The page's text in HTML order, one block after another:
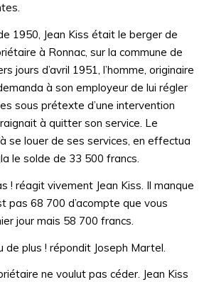
1950, Jean Kiss était le berger de
à Ronnac, sur la commune de
jours d’avril 1951, l’homme, originaire
à son employeur de lui régler
sous prétexte d’une intervention
à quitter son service. Le
se louer de ses services, en effectua
le solde de 33 500 francs.
! réagit vivement Jean Kiss. Il manque
pas 68 700 d’acompte que vous
jour mais 58 700 francs.
de plus ! répondit Joseph Martel.
ne voulut pas céder. Jean Kiss